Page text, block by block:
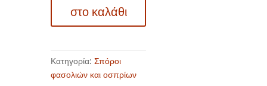
καθιστό
vulgaris
"Supernano
στο καλάθι
Κατηγορία: Σπόροι
φασολιών και οσπρίων